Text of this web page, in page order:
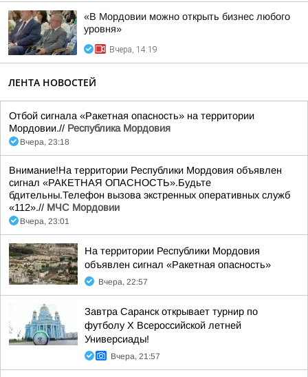
«В Мордовии можно открыть бизнес любого
уровня»
Вчера, 14:19
ЛЕНТА НОВОСТЕЙ
Отбой сигнала «Ракетная опасность» на территории
Мордовии.// Республика Мордовия
Вчера, 23:18
Внимание!На территории Республики Мордовия объявлен
сигнал «РАКЕТНАЯ ОПАСНОСТЬ».Будьте
бдительны.Телефон вызова экстренных оперативных служб
«112».// МЧС Мордовии
Вчера, 23:01
На территории Республики Мордовия
объявлен сигнал «Ракетная опасность»
Вчера, 22:57
Завтра Саранск открывает турнир по
футболу X Всероссийской летней
Универсиады!
Вчера, 21:57